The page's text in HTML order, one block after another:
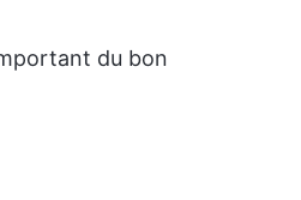
du bon